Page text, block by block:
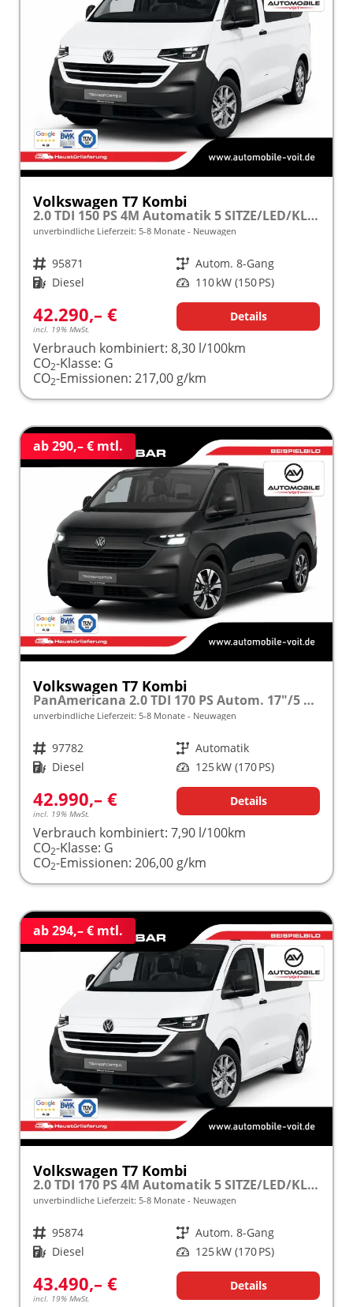
Volkswagen T7 Kombi
2.0 TDI 150 PS 4M Automatik 5 SITZE/LED/KLIMA/PDC/LANE ASSIST
unverbindliche Lieferzeit: 5-8 Monate Neuwagen
Fahrzeugnr. 95871 Getriebe Autom. 8-Gang
Kraftstoff Diesel Leistung 110 kW (150 PS)
42.290,– €
incl. 19% MwSt.
Details
Verbrauch kombiniert: 8,30 l/100km
CO2-Klasse: G
CO2-Emissionen: 217,00 g/km
ab 290,– € mtl.
Volkswagen T7 Kombi
PanAmericana 2.0 TDI 170 PS Autom. 17"/5 SITZE/SHZ/LED frei konfigurierbar!
unverbindliche Lieferzeit: 5-8 Monate Neuwagen
Fahrzeugnr. 97782 Getriebe Automatik
Kraftstoff Diesel Leistung 125 kW (170 PS)
42.990,– €
incl. 19% MwSt.
Details
Verbrauch kombiniert: 7,90 l/100km
CO2-Klasse: G
CO2-Emissionen: 206,00 g/km
ab 294,– € mtl.
Volkswagen T7 Kombi
2.0 TDI 170 PS 4M Automatik 5 SITZE/LED/KLIMA/PDC/LANE ASSIST
unverbindliche Lieferzeit: 5-8 Monate Neuwagen
Fahrzeugnr. 95874 Getriebe Autom. 8-Gang
Kraftstoff Diesel Leistung 125 kW (170 PS)
43.490,– €
incl. 19% MwSt.
Details